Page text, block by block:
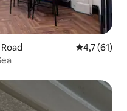
4,7 (61)